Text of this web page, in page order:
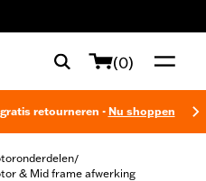
(0)
retourneren - Nu shoppen
/
& Mid frame afwerking